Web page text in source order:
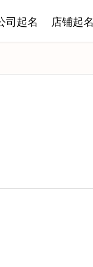
司起名 店铺起名